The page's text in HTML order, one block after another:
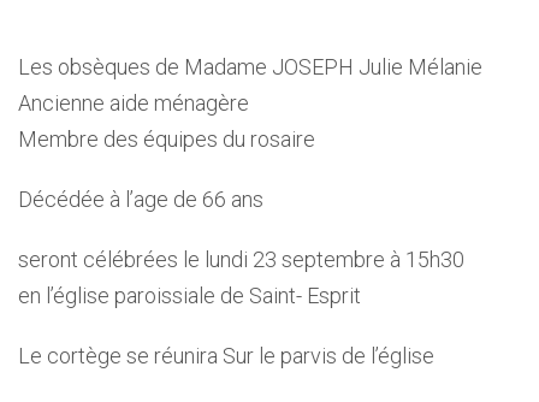
Les obsèques de Madame JOSEPH Julie Mélanie
Ancienne aide ménagère
Membre des équipes du rosaire
Décédée à l’age de 66 ans
seront célébrées le lundi 23 septembre à 15h30
en l’église paroissiale de Saint- Esprit
Le cortège se réunira Sur le parvis de l’église